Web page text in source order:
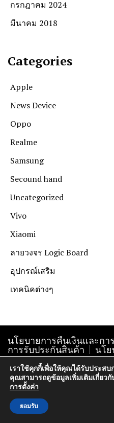
กรกฎาคม 2024
มีนาคม 2018
Categories
Apple
News Device
Oppo
Realme
Samsung
Secound hand
Uncategorized
Vivo
Xiaomi
ลายวงจร Logic Board
อุปกรณ์เสริม
เทคนิคต่างๆ
นโยบายการคืนเงินและก
การรับประกันสินค้า นโ
เราใช้คุกกี้เพื่อให้คุณได้รับประส
คุณสามารถดูข้อมูลเพิ่มเติมเกี่ยว
การตั้งค่า
ยอมรับ